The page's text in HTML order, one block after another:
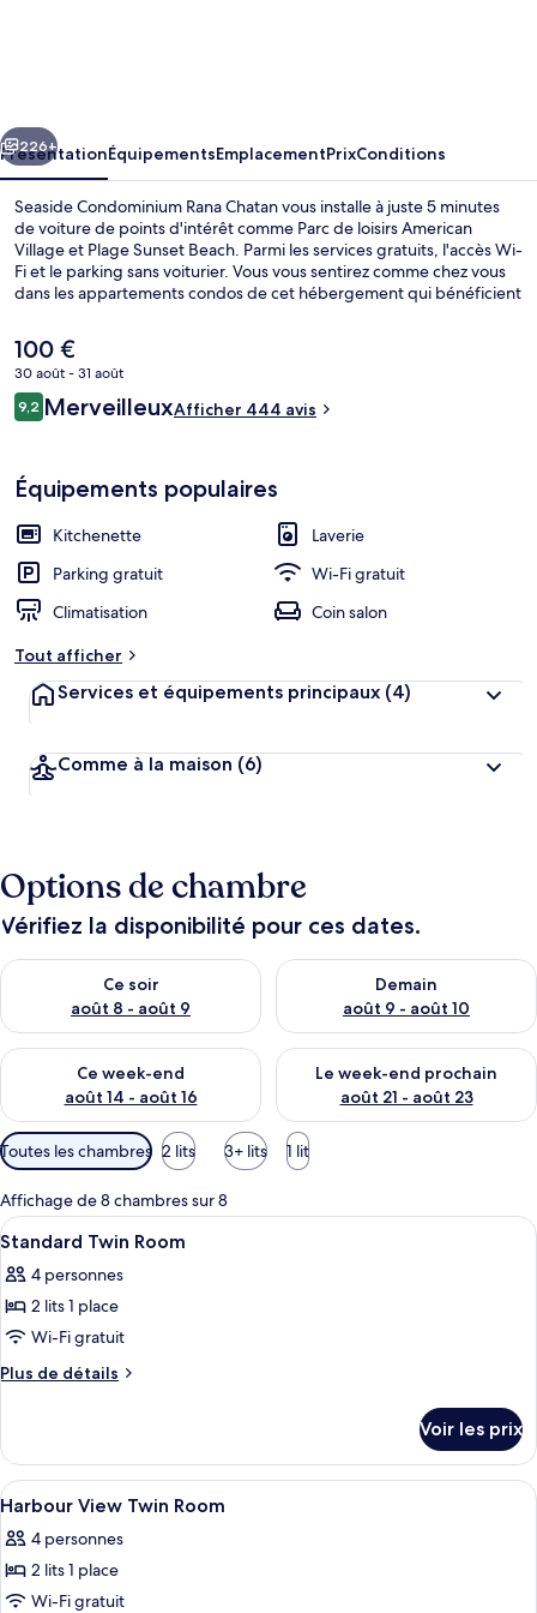
Détail de l’extérieur
Suivant
226+
PrésentationÉquipementsEmplacementPrixConditions
Seaside Condominium Rana Chatan vous installe à juste 5 minutes
de voiture de points d'intérêt comme Parc de loisirs American
Village et Plage Sunset Beach. Parmi les services gratuits, l'accès Wi-
Fi et le parking sans voiturier. Vous vous sentirez comme chez vous
dans les appartements condos de cet hébergement qui bénéficient
un balcon et une télévision à écran plat. Les autres voyageurs ne
tarissent pas d'éloges en ce qui concerne la présentation générale.
Le
prix
actuel
est
100 €
30 août - 31 août
Avis
voyageurs
9,29,2 sur 10
MerveilleuxAfficher 444 avis
Équipements populaires
Kitchenette
Laverie
Parking gratuit
Wi-Fi gratuit
Climatisation
Coin salon
Tout afficher
Services et équipements principaux (4)
Comme à la maison (6)
Options de chambre
Vérifiez la disponibilité pour ces dates.
Ce soir
août 8 - août 9
Vérifier la disponibilité pour ce soir août 8 - août 9
Demain
août 9 - août 10
Vérifier la disponibilité pour
Ce week-end
août 14 - août 16
Vérifier la disponibilité pour ce week-end août 14 - août 16
Le week-end prochain
août 21 - août 23
Vérifier la disponibilité pour
Filtres
disponibles
pour
les
chambres
Toutes les chambres 2 lits 3+ lits 1 lit
Affichage de 8 chambres sur 8
Afficher
toutes
les
photos
pour
ce
chambre :
Standard
Twin
Room
Rideaux occultants, fer et planche à
1
Standard Twin Room
4 personnes
2 lits 1 place
Wi-Fi gratuit
Plus de détails
Plus
le
type
de
Standard
Twin
Voir les prix
Afficher
toutes
les
photos
pour
Rideaux occultants, fer et planche à
1
Harbour View Twin Room
4 personnes
2 lits 1 place
Wi-Fi gratuit